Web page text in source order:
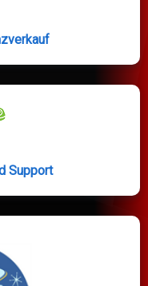
Support